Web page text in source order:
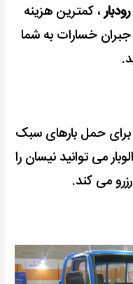
، کمترین هزینه
جبران خسارات به شما
حمل بارهای سبک
می توانید نیسان را
می کند.